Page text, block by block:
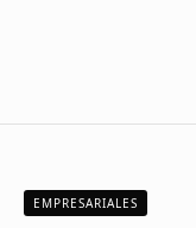
EMPRESARIALES